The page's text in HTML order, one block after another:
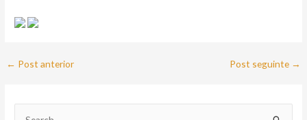
← Post anterior Post seguinte →